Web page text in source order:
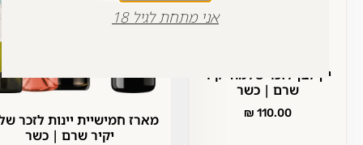
יין לבן לזכר שלמה יקיר
שרם | כשר
₪110.00
מארז חמישיית יינות לזכר שלמה
יקיר שרם | כשר
אני מתחת לגיל 18